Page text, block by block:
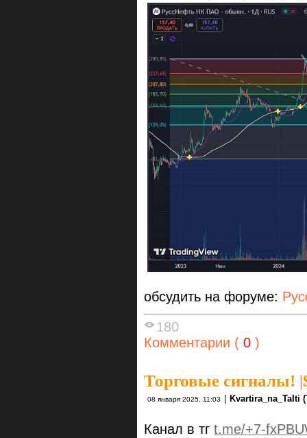
обсудить на форуме:
180
Комментарии ( 0 )
Торговые сигналы! |
08 января 2025, 11:03 Kvartira_na_TaIti
Канал в тг t.me/+7-